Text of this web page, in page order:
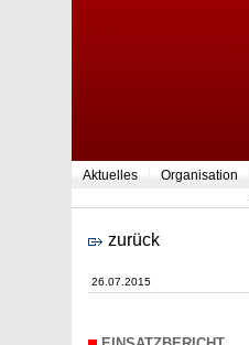
Aktuelles Organisation
zurück
26.07.2015